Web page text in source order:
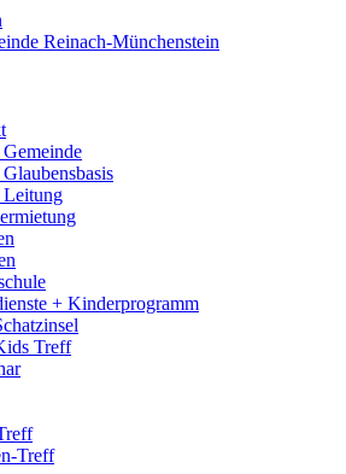
Leitung
+ Kinderprogramm
Treff
Treff